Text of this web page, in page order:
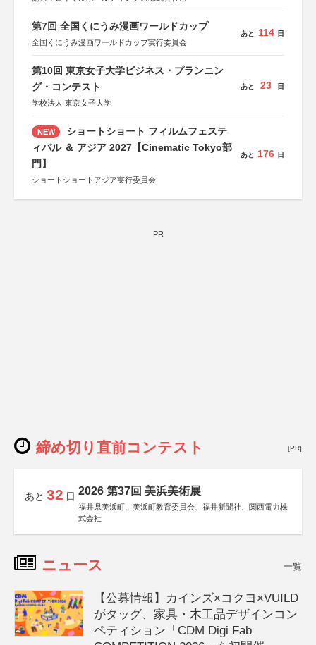
「“よい仕事おこし”フェア」実行委員会
関西文化学術研究都市推進機構
東京難病団体連絡協議会
第7回 全国くにうみ漫画ワールドカップ
全国くにうみ漫画ワールドカップ実行委員会
あと 114 日
第10回 東京女子大学ビジネス・プランニン
グ・コンテスト
学校法人 東京女子大学
あと 23 日
NEW
ショートショート フィルムフェステ
ィバル ＆ アジア 2027【Cinematic Tokyo部
門】
ショートショートアジア実行委員会
あと 176 日
PR
締め切り直前コンテスト [PR]
あと 32 日 2026 第37回 美浜美術展
福井県美浜町、美浜町教育委員会、福井新聞社、関西電力株
式会社
ニュース 一覧
【公募情報】カインズ×コクヨ×VUILD
がタッグ、家具・木工品デザインコン
ペティション「CDM Digi Fab